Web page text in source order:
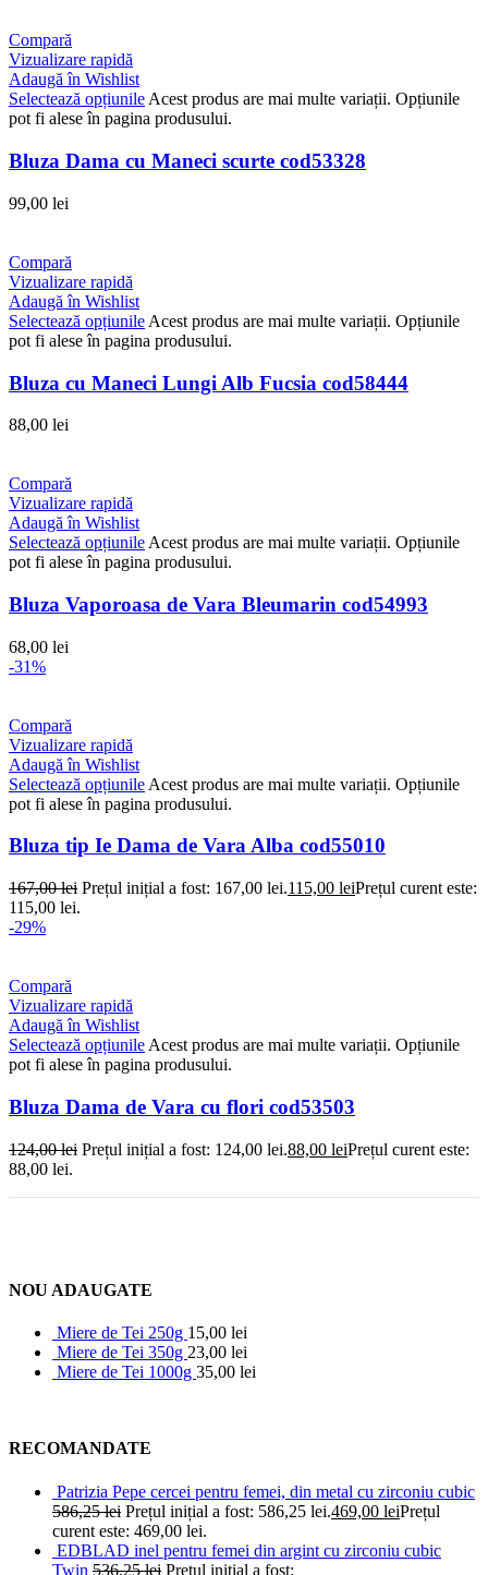
Compară
Vizualizare rapidă
Adaugă în Wishlist
Selectează opțiunileAcest produs are mai multe variații. Opțiunile
pot fi alese în pagina produsului.
Bluza Dama cu Maneci scurte cod53328
99,00 lei
Compară
Vizualizare rapidă
Adaugă în Wishlist
Selectează opțiunile Acest produs are mai multe variații. Opțiunile
pot fi alese în pagina produsului.
Bluza cu Maneci Lungi Alb Fucsia cod58444
88,00 lei
Compară
Vizualizare rapidă
Adaugă în Wishlist
Selectează opțiunile Acest produs are mai multe variații. Opțiunile
pot fi alese în pagina produsului.
Bluza Vaporoasa de Vara Bleumarin cod54993
68,00 lei
-31%
Compară
Vizualizare rapidă
Adaugă în Wishlist
Selectează opțiunile Acest produs are mai multe variații. Opțiunile
pot fi alese în pagina produsului.
Bluza tip Ie Dama de Vara Alba cod55010
167,00lei Prețul inițial a fost: 167,00 lei.115,00 leiPrețul curent este:
115,00 lei.
-29%
Compară
Vizualizare rapidă
Adaugă în Wishlist
Selectează opțiunile Acest produs are mai multe variații. Opțiunile
pot fi alese în pagina produsului.
Bluza Dama de Vara cu flori cod53503
124,00lei Prețul inițial a fost: 124,00 lei.88,00 leiPrețul curent este:
88,00 lei.
NOU ADAUGATE
Miere de Tei 250g 15,00 lei
Miere de Tei 350g 23,00 lei
Miere de Tei 1000g 35,00 lei
RECOMANDATE
Patrizia Pepe cercei pentru femei, din metal cu zirconiu cubic
586,25lei Prețul inițial a fost: 586,25 lei.469,00 leiPrețul
curent este: 469,00 lei.
EDBLAD inel pentru femei din argint cu zirconiu cubic
Twin 536,25lei Prețul inițial a fost: